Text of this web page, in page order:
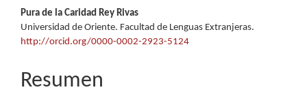
Pura de la Caridad Rey Rivas
Universidad de Oriente. Facultad de Lenguas Extranjeras.
http://orcid.org/0000-0002-2923-5124
Resumen